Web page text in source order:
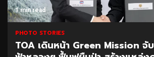
1 min read
PHOTO STORIES
TOA เดินหน้า Green Mission